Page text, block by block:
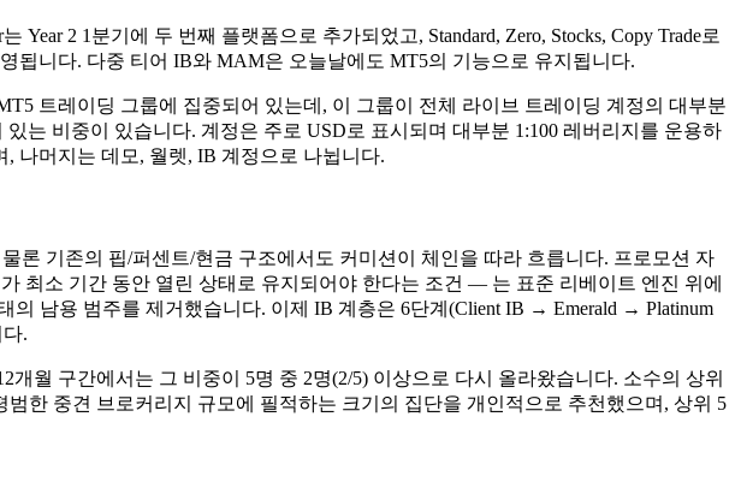
2 1분기에 두 번째 플랫폼으로 추가되었고, Standard, Zero, Stocks, Copy Trade로
됩니다. 다중 티어 IB와 MAM은 오늘날에도 MT5의 기능으로 유지됩니다.
트레이딩 그룹에 집중되어 있는데, 이 그룹이 전체 라이브 트레이딩 계정의 대부분
는 비중이 있습니다. 계정은 주로 USD로 표시되며 대부분 1:100 레버리지를 운용하
나머지는 데모, 월렛, IB 계정으로 나뉩니다.
론 기존의 핍/퍼센트/현금 구조에서도 커미션이 체인을 따라 흐릅니다. 프로모션 자
최소 기간 동안 열린 상태로 유지되어야 한다는 조건 — 는 표준 리베이트 엔진 위에
의 남용 범주를 제거했습니다. 이제 IB 계층은 6단계(Client IB → Emerald → Platinum
.
월 구간에서는 그 비중이 5명 중 2명(2/5) 이상으로 다시 올라왔습니다. 소수의 상위
한 중견 브로커리지 규모에 필적하는 크기의 집단을 개인적으로 추천했으며, 상위 5